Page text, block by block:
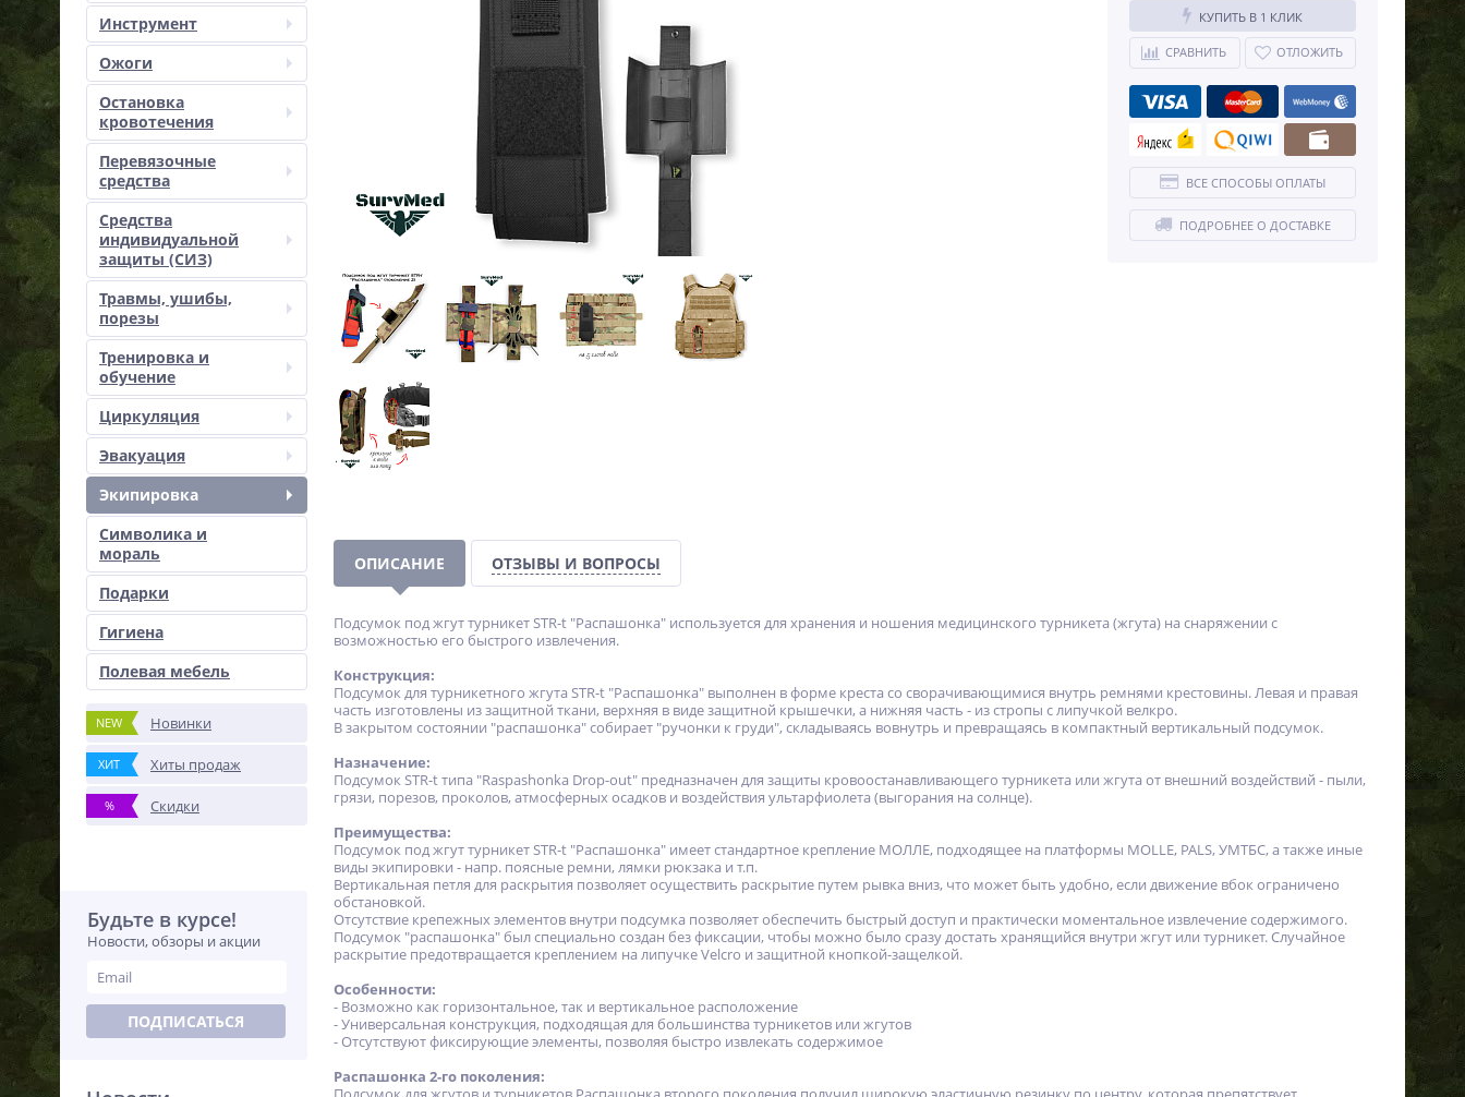
Инструмент
Ожоги
Остановка
кровотечения
Перевязочные
средства
Средства
индивидуальной
защиты (СИЗ)
Травмы, ушибы,
порезы
Тренировка и
обучение
Циркуляция
Эвакуация
Экипировка
Символика и
мораль
Подарки
Гигиена
Полевая мебель
NEW Новинки
ХИТ Хиты продаж
% Скидки
Будьте в курсе!
Новости, обзоры и акции
ПОДПИСАТЬСЯ
КУПИТЬ В 1 КЛИК
СРАВНИТЬ ОТЛОЖИТЬ
ВСЕ СПОСОБЫ ОПЛАТЫ
ПОДРОБНЕЕ О ДОСТАВКЕ
ОПИСАНИЕ ОТЗЫВЫ И ВОПРОСЫ
Подсумок под жгут турникет STR-t "Распашонка" используется для хранения и ношения медицинского турникета (жгута) на снаряжении с
возможностью его быстрого извлечения.
Конструкция:
Подсумок для турникетного жгута STR-t "Распашонка" выполнен в форме креста со сворачивающимися внутрь ремнями крестовины. Левая и правая
часть изготовлены из защитной ткани, верхняя в виде защитной крышечки, а нижняя часть - из стропы с липучкой велкро.
В закрытом состоянии "распашонка" собирает "ручонки к груди", складываясь вовнутрь и превращаясь в компактный вертикальный подсумок.
Назначение:
Подсумок STR-t типа "Raspashonka Drop-out" предназначен для защиты кровоостанавливающего турникета или жгута от внешний воздействий - пыли,
грязи, порезов, проколов, атмосферных осадков и воздействия ультарфиолета (выгорания на солнце).
Преимущества:
Подсумок под жгут турникет STR-t "Распашонка" имеет стандартное крепление МОЛЛЕ, подходящее на платформы MOLLE, PALS, УМТБС, а также иные
виды экипировки - напр. поясные ремни, лямки рюкзака и т.п.
Вертикальная петля для раскрытия позволяет осуществить раскрытие путем рывка вниз, что может быть удобно, если движение вбок ограничено
обстановкой.
Отсутствие крепежных элементов внутри подсумка позволяет обеспечить быстрый доступ и практически моментальное извлечение содержимого.
Подсумок "распашонка" был специально создан без фиксации, чтобы можно было сразу достать хранящийся внутри жгут или турникет. Случайное
раскрытие предотвращается креплением на липучке Velcro и защитной кнопкой-защелкой.
Особенности:
- Возможно как горизонтальное, так и вертикальное расположение
- Универсальная конструкция, подходящая для большинства турникетов или жгутов
- Отсутствуют фиксирующие элементы, позволяя быстро извлекать содержимое
Распашонка 2-го поколения: